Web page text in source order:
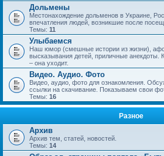
Дольмены
Местонахождение дольменов в Украине,
впечатления людей, возникшие после
Темы: 11
Улыбаемся
Наш юмор (смешные истории из жизни),
высказывания детей, приличные
– она уходит.
Видео. Аудио. Фото
Видео, аудио, фото для ознакомления.
ссылки на скачивание. Показываем свои
Темы: 16
Разное
Архив
Архив тем, статей, новостей.
Темы: 14